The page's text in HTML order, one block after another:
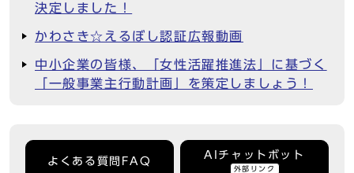
決定しました！
かわさき☆えるぼし認証広報動画
中小企業の皆様、「女性活躍推進法」に基づく
「一般事業主行動計画」を策定しましょう！
よくある質問FAQ
AIチャットボット
外部リンク